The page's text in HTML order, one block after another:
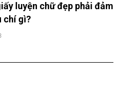
luyện chữ đẹp phải đảm
chí gì?